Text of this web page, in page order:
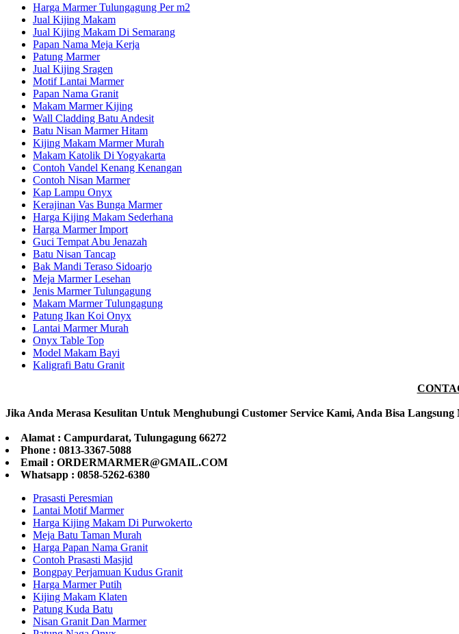
Harga Marmer Tulungagung Per m2
Jual Kijing Makam
Jual Kijing Makam Di Semarang
Papan Nama Meja Kerja
Patung Marmer
Jual Kijing Sragen
Motif Lantai Marmer
Papan Nama Granit
Makam Marmer Kijing
Wall Cladding Batu Andesit
Batu Nisan Marmer Hitam
Kijing Makam Marmer Murah
Makam Katolik Di Yogyakarta
Contoh Vandel Kenang Kenangan
Contoh Nisan Marmer
Kap Lampu Onyx
Kerajinan Vas Bunga Marmer
Harga Kijing Makam Sederhana
Harga Marmer Import
Guci Tempat Abu Jenazah
Batu Nisan Tancap
Bak Mandi Teraso Sidoarjo
Meja Marmer Lesehan
Jenis Marmer Tulungagung
Makam Marmer Tulungagung
Patung Ikan Koi Onyx
Lantai Marmer Murah
Onyx Table Top
Model Makam Bayi
Kaligrafi Batu Granit
Jika Anda Merasa Kesulitan Untuk Menghubungi Customer Service Kami, Anda Bisa
Alamat : Campurdarat, Tulungagung 66272
Phone : 0813-3367-5088
Email : ORDERMARMER@GMAIL.COM
Whatsapp : 0858-5262-6380
Prasasti Peresmian
Lantai Motif Marmer
Harga Kijing Makam Di Purwokerto
Meja Batu Taman Murah
Harga Papan Nama Granit
Contoh Prasasti Masjid
Bongpay Perjamuan Kudus Granit
Harga Marmer Putih
Kijing Makam Klaten
Patung Kuda Batu
Nisan Granit Dan Marmer